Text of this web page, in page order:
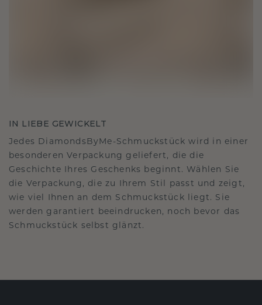
IN LIEBE GEWICKELT
Jedes DiamondsByMe-Schmuckstück wird in einer
besonderen Verpackung geliefert, die die
Geschichte Ihres Geschenks beginnt. Wählen Sie
die Verpackung, die zu Ihrem Stil passt und zeigt,
wie viel Ihnen an dem Schmuckstück liegt. Sie
werden garantiert beeindrucken, noch bevor das
Schmuckstück selbst glänzt.